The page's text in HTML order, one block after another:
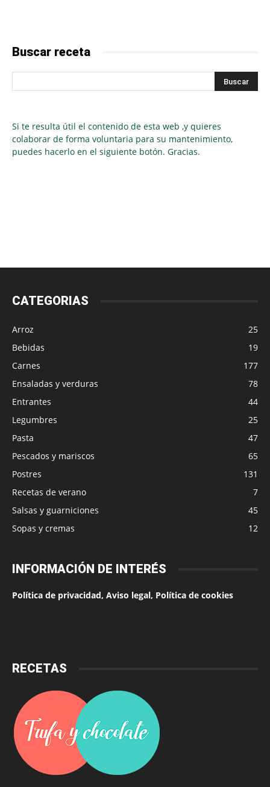
Buscar receta
Si te resulta útil el contenido de esta web ,y quieres
colaborar de forma voluntaria para su mantenimiento,
puedes hacerlo en el siguiente botón. Gracias.
CATEGORIAS
Arroz
25
Bebidas
19
Carnes
177
Ensaladas y verduras
78
Entrantes
44
Legumbres
25
Pasta
47
Pescados y mariscos
65
Postres
131
Recetas de verano
7
Salsas y guarniciones
45
Sopas y cremas
12
INFORMACIÓN DE INTERÉS
Política de privacidad, Aviso legal, Política de cookies
RECETAS